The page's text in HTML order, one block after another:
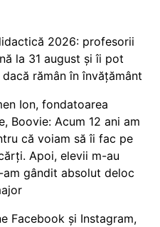
2026: profesorii
la 31 august și îi pot
rămân în învățământ
Ion, fondatoarea
Boovie: Acum 12 ani am
că voiam să îi fac pe
Apoi, elevii m-au
gândit absolut deloc
Facebook și Instagram,